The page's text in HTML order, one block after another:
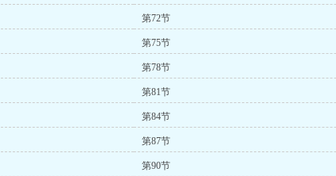
第72节
第75节
第78节
第81节
第84节
第87节
第90节